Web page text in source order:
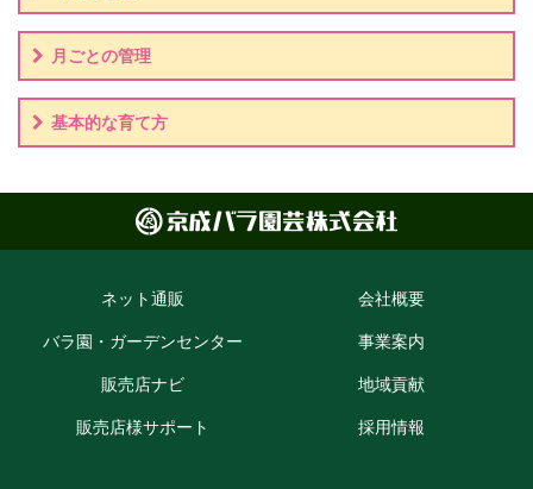
月ごとの管理
基本的な育て方
ネット通販
バラ園・ガーデンセンター
販売店ナビ
販売店様サポート
会社概要
事業案内
地域貢献
採用情報